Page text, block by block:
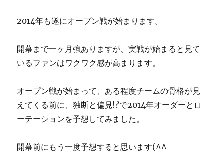
ウ
比
較。
は
2014年も遂にオープン戦が始まります。
開幕まで一ヶ月強ありますが、実戦が始まると見て
いるファンはワクワク感が高まります。
オープン戦が始まって、ある程度チームの骨格が見
えてくる前に、独断と偏見!?で2014年オーダーとロ
ーテーションを予想してみました。
開幕前にもう一度予想すると思います(^^ゞ